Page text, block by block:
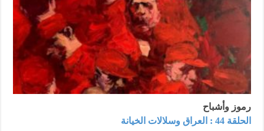
رموز وأشباح
الحلقة 44 : العراق وسلالات الخيانة